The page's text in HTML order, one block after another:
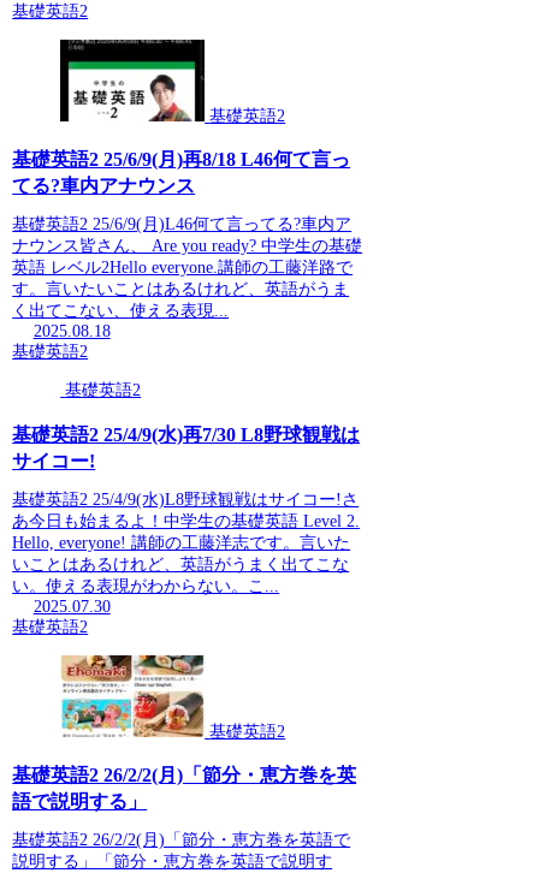
基礎英語2
基礎英語2
基礎英語2 25/6/9(月)再8/18 L46何て言っ
てる?車内アナウンス
基礎英語2 25/6/9(月)L46何て言ってる?車内ア
ナウンス皆さん、 Are you ready? 中学生の基礎
英語 レベル2Hello everyone.講師の工藤洋路で
す。言いたいことはあるけれど、英語がうま
く出てこない、使える表現...
2025.08.18
基礎英語2
基礎英語2
基礎英語2 25/4/9(水)再7/30 L8野球観戦は
サイコー!
基礎英語2 25/4/9(水)L8野球観戦はサイコー!さ
あ今日も始まるよ！中学生の基礎英語 Level 2.
Hello, everyone! 講師の工藤洋志です。言いた
いことはあるけれど、英語がうまく出てこな
い。使える表現がわからない。こ...
2025.07.30
基礎英語2
基礎英語2
基礎英語2 26/2/2(月)「節分・恵方巻を英
語で説明する」
基礎英語2 26/2/2(月)「節分・恵方巻を英語で
説明する」「節分・恵方巻を英語で説明す